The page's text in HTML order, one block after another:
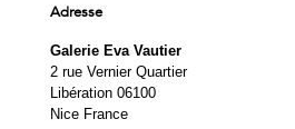
Adresse
Galerie Eva Vautier
2 rue Vernier Quartier
Libération 06100
Nice France